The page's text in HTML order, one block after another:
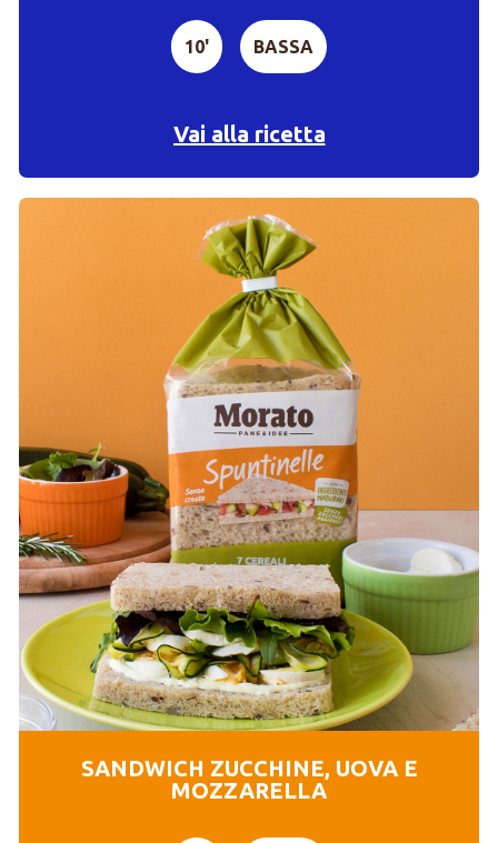
10' BASSA
Vai alla ricetta
SANDWICH ZUCCHINE, UOVA E
MOZZARELLA